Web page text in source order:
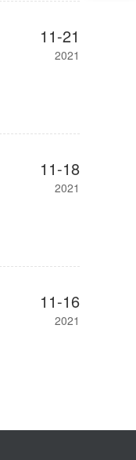
11-21
2021
11-18
2021
11-16
2021